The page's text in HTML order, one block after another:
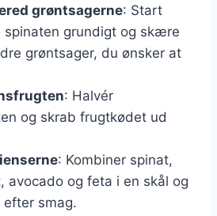
grøntsagerne: Start
spinaten grundigt og skære
grøntsager, du ønsker at
: Halvér
og skrab frugtkødet ud
: Kombiner spinat,
avocado og feta i en skål og
smag.